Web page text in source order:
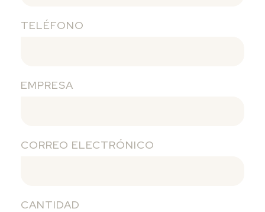
TELÉFONO
EMPRESA
CORREO ELECTRÓNICO
CANTIDAD